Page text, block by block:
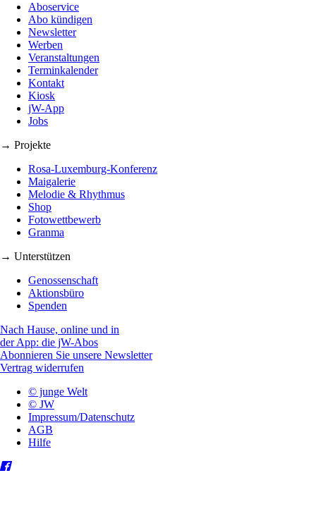
Aboservice
Abo kündigen
Newsletter
Werben
Veranstaltungen
Terminkalender
Kontakt
Kiosk
jW-App
Jobs
→ Projekte
Rosa-Luxemburg-Konferenz
Maigalerie
Melodie & Rhythmus
Shop
Fotowettbewerb
Granma
→ Unterstützen
Genossenschaft
Aktionsbüro
Spenden
Nach Hause, online und in
der App: die jW-Abos
Abonnieren Sie unsere Newsletter
Vertrag widerrufen
© junge Welt
© JW
Impressum/Datenschutz
AGB
Hilfe